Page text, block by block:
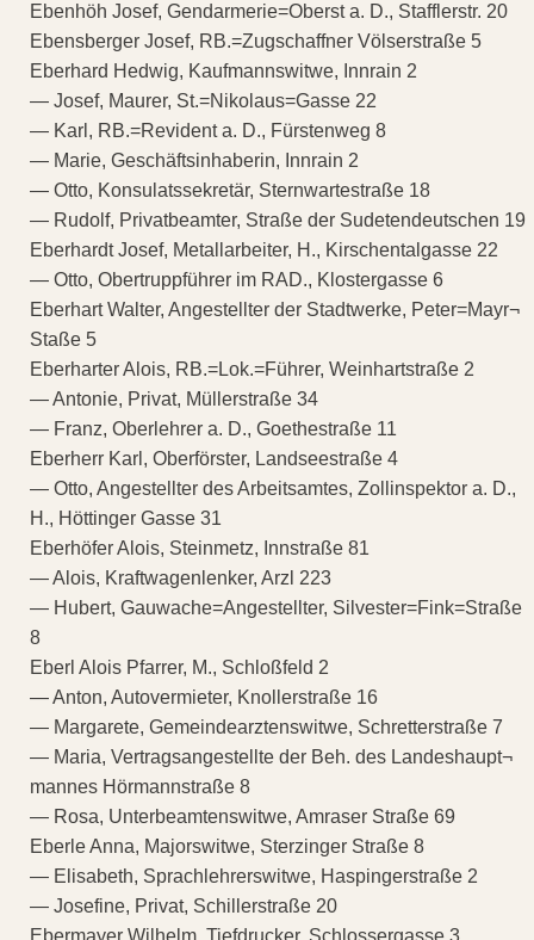
Ebenhöh Josef, Gendarmerie=Oberst a. D., Stafflerstr. 20
Ebensberger Josef, RB.=Zugschaffner Völserstraße 5
Eberhard Hedwig, Kaufmannswitwe, Innrain 2
— Josef, Maurer, St.=Nikolaus=Gasse 22
— Karl, RB.=Revident a. D., Fürstenweg 8
— Marie, Geschäftsinhaberin, Innrain 2
— Otto, Konsulatssekretär, Sternwartestraße 18
— Rudolf, Privatbeamter, Straße der Sudetendeutschen 19
Eberhardt Josef, Metallarbeiter, H., Kirschentalgasse 22
— Otto, Obertruppführer im RAD., Klostergasse 6
Eberhart Walter, Angestellter der Stadtwerke, Peter=Mayr¬
Staße 5
Eberharter Alois, RB.=Lok.=Führer, Weinhartstraße 2
— Antonie, Privat, Müllerstraße 34
— Franz, Oberlehrer a. D., Goethestraße 11
Eberherr Karl, Oberförster, Landseestraße 4
— Otto, Angestellter des Arbeitsamtes, Zollinspektor a. D.,
H., Höttinger Gasse 31
Eberhöfer Alois, Steinmetz, Innstraße 81
— Alois, Kraftwagenlenker, Arzl 223
— Hubert, Gauwache=Angestellter, Silvester=Fink=Straße
8
Eberl Alois Pfarrer, M., Schloßfeld 2
— Anton, Autovermieter, Knollerstraße 16
— Margarete, Gemeindearztenswitwe, Schretterstraße 7
— Maria, Vertragsangestellte der Beh. des Landeshaupt¬
mannes Hörmannstraße 8
— Rosa, Unterbeamtenswitwe, Amraser Straße 69
Eberle Anna, Majorswitwe, Sterzinger Straße 8
— Elisabeth, Sprachlehrerswitwe, Haspingerstraße 2
— Josefine, Privat, Schillerstraße 20